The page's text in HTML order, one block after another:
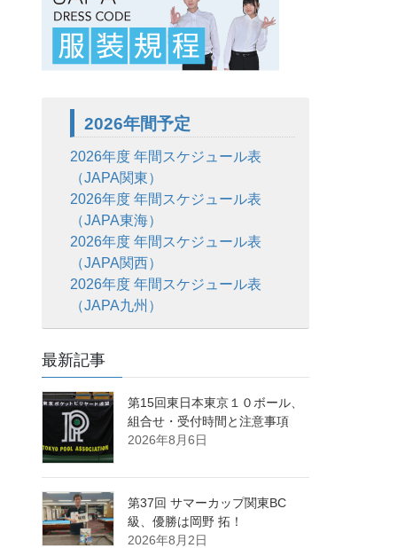
2026年間予定
2026年度 年間スケジュール表
（JAPA関東）
2026年度 年間スケジュール表
（JAPA東海）
2026年度 年間スケジュール表
（JAPA関西）
2026年度 年間スケジュール表
（JAPA九州）
最新記事
第15回東日本東京１０ボール、
組合せ・受付時間と注意事項
2026年8月6日
第37回 サマーカップ関東BC
級、優勝は岡野 拓！
2026年8月2日